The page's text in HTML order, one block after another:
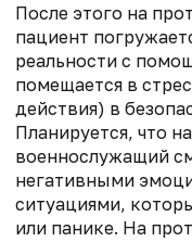
После этого на
пациент
реальности с
помещается в
действия) в
Планируется, что
военнослужащий
негативными
ситуациями,
или панике. На